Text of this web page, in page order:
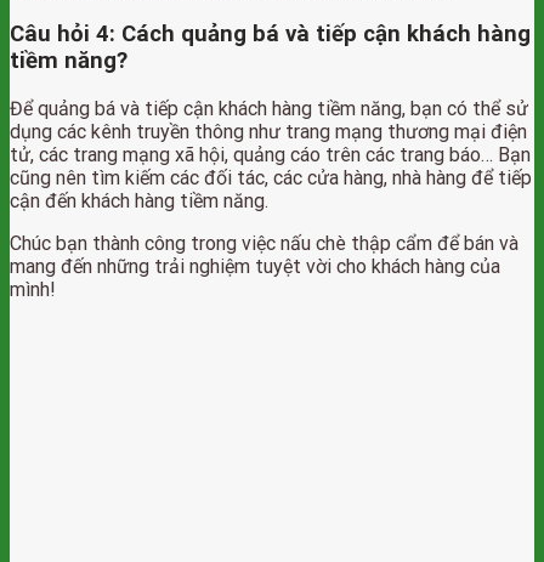
Câu hỏi 4: Cách quảng bá và tiếp cận khách hàng
tiềm năng?
Để quảng bá và tiếp cận khách hàng tiềm năng, bạn có thể sử
dụng các kênh truyền thông như trang mạng thương mại điện
tử, các trang mạng xã hội, quảng cáo trên các trang báo… Bạn
cũng nên tìm kiếm các đối tác, các cửa hàng, nhà hàng để tiếp
cận đến khách hàng tiềm năng.
Chúc bạn thành công trong việc nấu chè thập cẩm để bán và
mang đến những trải nghiệm tuyệt vời cho khách hàng của
mình!